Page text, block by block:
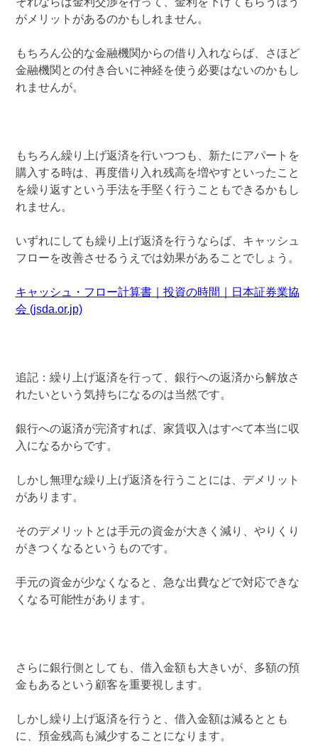
がメリットがあるのかもしれません。
もちろん公的な金融機関からの借り入れならば、さほど
金融機関との付き合いに神経を使う必要はないのかもし
れませんが。
もちろん繰り上げ返済を行いつつも、新たにアパートを
購入する時は、再度借り入れ残高を増やすといったこと
を繰り返すという手法を手堅く行うこともできるかもし
れません。
いずれにしても繰り上げ返済を行うならば、キャッシュ
フローを改善させるうえでは効果があることでしょう。
キャッシュ・フロー計算書｜投資の時間｜日本証券業協
会 (jsda.or.jp)
追記：繰り上げ返済を行って、銀行への返済から解放さ
れたいという気持ちになるのは当然です。
銀行への返済が完済すれば、家賃収入はすべて本当に収
入になるからです。
しかし無理な繰り上げ返済を行うことには、デメリット
があります。
そのデメリットとは手元の資金が大きく減り、やりくり
がきつくなるというものです。
手元の資金が少なくなると、急な出費などで対応できな
くなる可能性があります。
さらに銀行側としても、借入金額も大きいが、多額の預
金もあるという顧客を重要視します。
しかし繰り上げ返済を行うと、借入金額は減るととも
に、預金残高も減少することになります。